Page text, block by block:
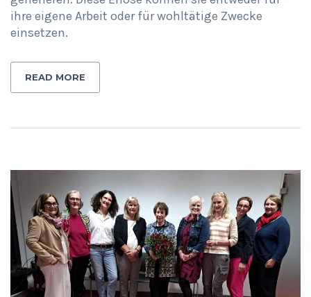
ihre eigene Arbeit oder für wohltätige Zwecke
einsetzen.
READ MORE